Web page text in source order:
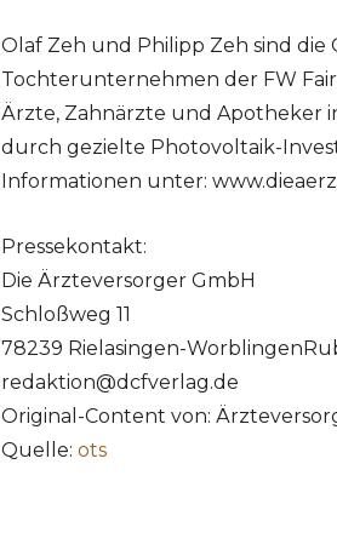
Olaf Zeh und Philipp Zeh sind
Tochterunternehmen der FW
Ärzte, Zahnärzte und Apotheker
durch gezielte Photovoltaik-
Informationen unter:
Pressekontakt:
Die Ärzteversorger GmbH
Schloßweg 11
78239 Rielasingen-
redaktion@dcfverlag.de
Original-Content von:
Quelle: ots